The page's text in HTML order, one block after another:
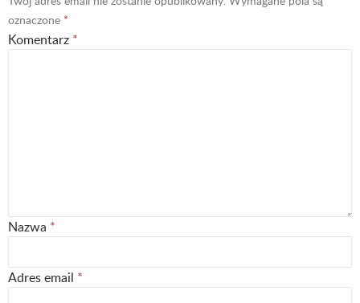
oznaczone *
Komentarz *
Nazwa *
Adres email *